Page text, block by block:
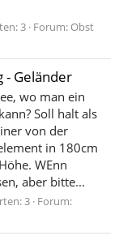
3 Forum: Obst
- Geländer
wo man ein
Soll halt als
von der
in 180cm
WEnn
aber bitte...
3 Forum: